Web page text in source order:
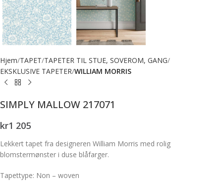
Hjem TAPET TAPETER TIL STUE, SOVEROM, GANG
EKSKLUSIVE TAPETER WILLIAM MORRIS
SIMPLY MALLOW 217071
kr1 205
Lekkert tapet fra designeren William Morris med rolig
blomstermønster i duse blåfarger.
Tapettype: Non – woven